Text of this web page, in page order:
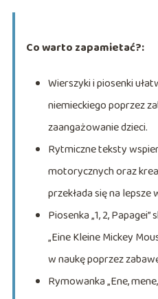
Co warto zapamietać?:
Wierszyki i piosenki
niemieckiego poprzez
zaangażowanie dzieci.
Rytmiczne teksty
motorycznych oraz
przekłada się na lepsze
Piosenka „1, 2,
„Eine Kleine Mickey
w naukę poprzez
Rymowanka „Ene,